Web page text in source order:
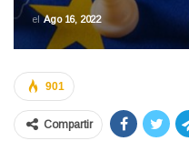
elAgo 16, 2022
901
Compartir